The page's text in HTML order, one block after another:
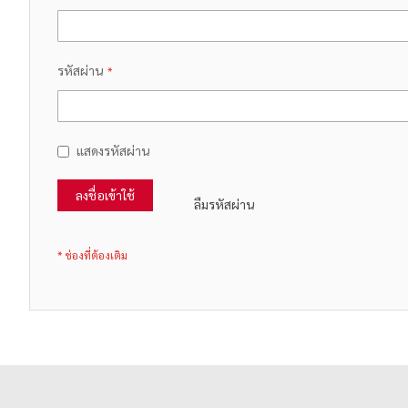
รหัสผ่าน
แสดงรหัสผ่าน
ลงชื่อเข้าใช้
ลืมรหัสผ่าน